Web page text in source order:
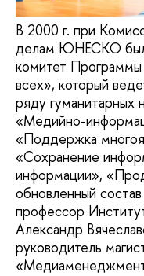
В 2000 г. при
делам ЮНЕСКО был
комитет
всех», который
ряду гуманитарных
«Медийно-
«Поддержка
«Сохранение
информации»,
обновленный
профессор
Александр
руководитель